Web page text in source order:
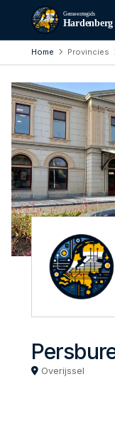
Gemeentegids
Hardenberg
Home Provincies
Overijssel